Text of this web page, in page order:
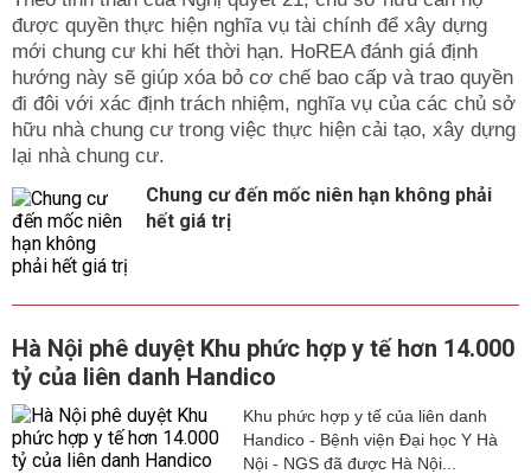
được quyền thực hiện nghĩa vụ tài chính để xây dựng
mới chung cư khi hết thời hạn. HoREA đánh giá định
hướng này sẽ giúp xóa bỏ cơ chế bao cấp và trao quyền
đi đôi với xác định trách nhiệm, nghĩa vụ của các chủ sở
hữu nhà chung cư trong việc thực hiện cải tạo, xây dựng
lại nhà chung cư.
Chung cư đến mốc niên hạn không phải
hết giá trị
Hà Nội phê duyệt Khu phức hợp y tế hơn 14.000
tỷ của liên danh Handico
Khu phức hợp y tế của liên danh
Handico - Bệnh viện Đại học Y Hà
Nội - NGS đã được Hà Nội...